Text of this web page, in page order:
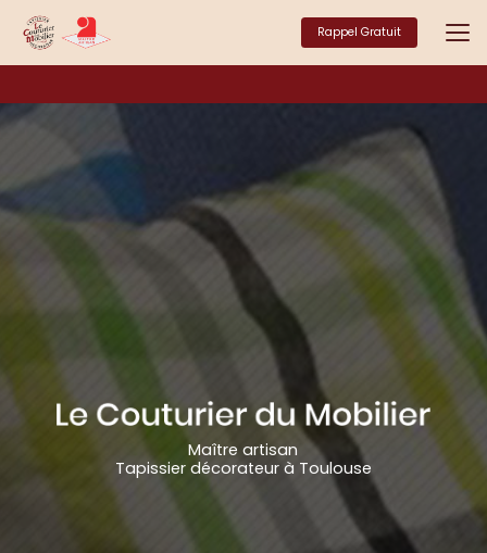
contenu
principal
Rappel Gratuit
Maître artisan
Tapissier décorateur à Toulouse